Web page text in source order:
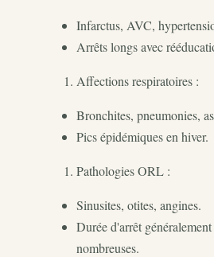
Infarctus, AVC,
Arrêts longs avec
Affections respiratoires :
Bronchites, pneumonies,
Pics épidémiques en hiver.
Pathologies ORL :
Sinusites, otites, angines.
Durée d'arrêt
nombreuses.